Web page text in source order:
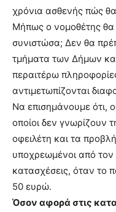
χρόνια ασθενής πώς
Μήπως ο νομοθέτης θα
συνιστώσα; Δεν θα
τμήματα των Δήμων
περαιτέρω
αντιμετωπίζονται
Να επισημάνουμε ότι,
οποίοι δεν γνωρίζουν
οφειλέτη και τα
υποχρεωμένοι από
κατασχέσεις, όταν το
50 ευρώ.
Όσον αφορά στις